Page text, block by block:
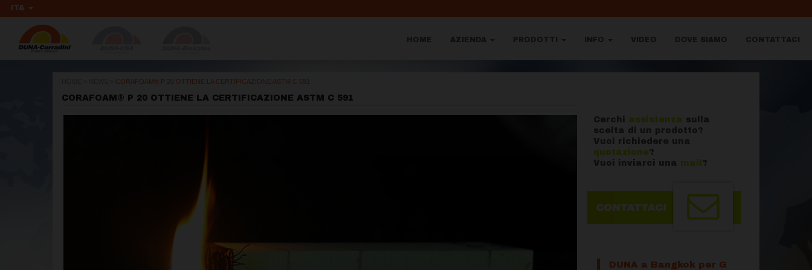
ITA
CORAFOAM® P 20 OTTIENE LA CERTIFICAZIONE ASTM C 591
CORAFOAM® P 20 OTTIENE LA CERTIFICAZIONE ASTM C 591
Cerchi assistenza sulla
scelta di un prodotto?
Vuoi richiedere una
quotazione ?
Vuoi inviarci una mail ?
DUNA a Bangkok per G